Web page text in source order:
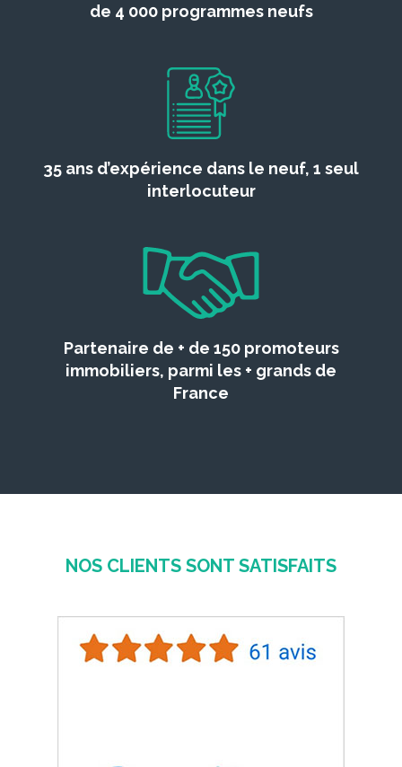
de 4 000 programmes neufs
35 ans d’expérience dans le neuf, 1 seul
interlocuteur
Partenaire de + de 150 promoteurs
immobiliers, parmi les + grands de
France
NOS CLIENTS SONT SATISFAITS